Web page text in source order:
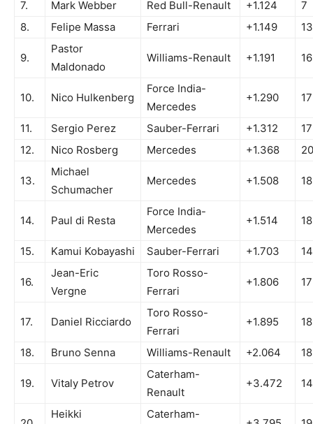
7.
Mark Webber Red Bull-Renault +1.124
7
8.
Felipe Massa Ferrari +1.149 13
9.
Pastor
Maldonado
Williams-Renault +1.191 16
10. Nico Hulkenberg
Force India-
Mercedes
+1.290 17
11. Sergio Perez Sauber-Ferrari +1.312
17
12.
Nico Rosberg Mercedes +1.368 20
13.
Michael
Schumacher
Mercedes +1.508 18
14. Paul di Resta
Force India-
Mercedes
+1.514 18
15. Kamui Kobayashi Sauber-Ferrari +1.703 14
16.
Jean-Eric
Vergne
Toro Rosso-
Ferrari
+1.806 17
17. Daniel Ricciardo
Toro Rosso-
Ferrari
+1.895 18
18. Bruno Senna Williams-Renault +2.064 18
19. Vitaly Petrov
Caterham-
Renault
+3.472 14
Heikki
Caterham-